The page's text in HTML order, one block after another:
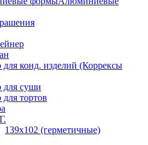
для конд. изделий (Коррексы
для суши
тортов
139х102 (герметичные)